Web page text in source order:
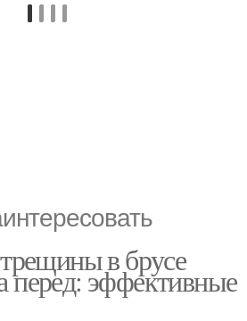
в брусе
перед: эффективные